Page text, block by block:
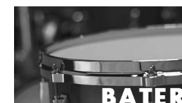
Cables
Audio Profesional
Columnas pasivas
Columnas activas